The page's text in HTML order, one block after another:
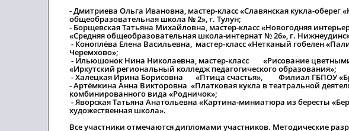
- Дмитриева Ольга Ивановна, мастер-класс «Славянская кукла-
общеобразовательная школа № 2», г. Тулун;
- Борщевская Татьяна Михайловна, мастер-класс «Новогодняя
«Средняя общеобразовательная школа-интернат № 26», г.
- Коноплёва Елена Васильевна, мастер-класс «Нетканый гобелен
Черемхово»;
- Ильюшонок Нина Николаевна, мастер-класс «Рисование
«Иркутский региональный колледж педагогического образования»;
- Халецкая Ирина Борисовна «Птица счастья», Филиал ГБПОУ
- Артёмкина Анна Викторовна «Платковая кукла в театральной
комбинированного вида «Родничок»;
- Яворская Татьяна Анатольевна «Картина-миниатюра из бересты
художественная школа».
Все участники отмечаются дипломами участников. Методические